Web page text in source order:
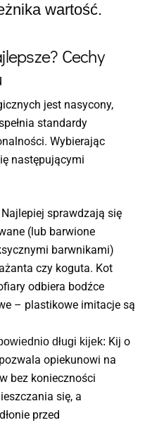
wartość.
Cechy
jest nasycony,
standardy
Wybierając
następującymi
Najlepiej sprawdzają się
(lub barwione
barwnikami)
czy koguta. Kot
odbiera bodźce
– plastikowe imitacje są
długi kijek: Kij o
opiekunowi na
bez konieczności
się, a
przed